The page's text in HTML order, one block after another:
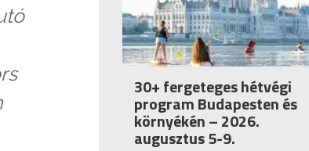
30+ fergeteges hétvégi
program Budapesten és
környékén – 2026.
augusztus 5-9.